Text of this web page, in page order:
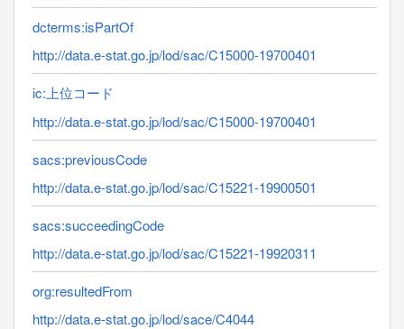
dcterms:isPartOf
http://data.e-stat.go.jp/lod/sac/C15000-19700401
ic:上位コード
http://data.e-stat.go.jp/lod/sac/C15000-19700401
sacs:previousCode
http://data.e-stat.go.jp/lod/sac/C15221-19900501
sacs:succeedingCode
http://data.e-stat.go.jp/lod/sac/C15221-19920311
org:resultedFrom
http://data.e-stat.go.jp/lod/sace/C4044